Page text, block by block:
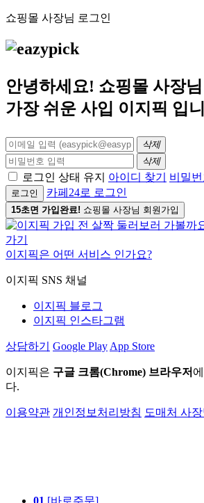
쇼핑몰 사장님 로그인
안녕하세요! 쇼핑몰 사장님
가장 쉬운 사입 이지픽 입
삭제
삭제
로그인 상태 유지 아이디 찾기 비밀번
로그인 카페24로 로그인
15초면 가입완료! 쇼핑몰 사장님 회원가입
이지픽은 어떤 서비스 인가요?
이지픽 SNS 채널
이지픽 블로그
이지픽 인스타그램
상담하기 Google Play App Store
이지픽은 구글 크롬(Chrome) 브라우저
다.
이용약관 개인정보처리방침 도매처 사장
01 [바로주문]